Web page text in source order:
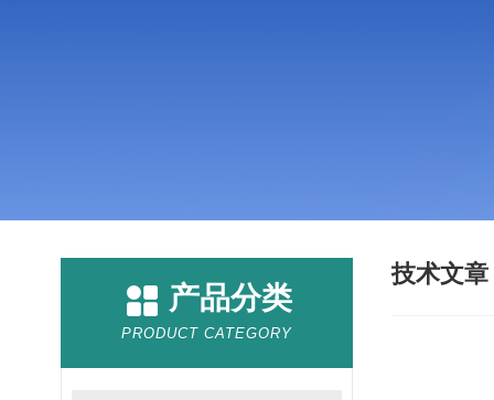
产品分类
PRODUCT CATEGORY
技术文章